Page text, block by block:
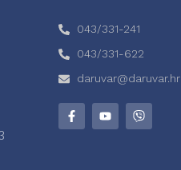
043/331-241
043/331-622
daruvar@daruvar.hr